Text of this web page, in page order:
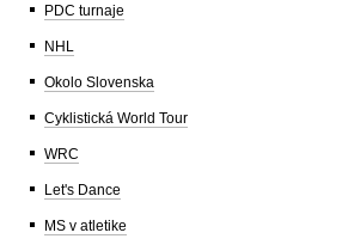
PDC turnaje
NHL
Okolo Slovenska
Cyklistická World Tour
WRC
Let's Dance
MS v atletike